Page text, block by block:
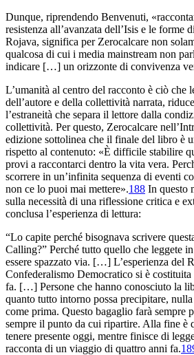
Dunque, riprendendo Benvenuti,
resistenza all’avanzata dell’Isis e le forme
Rojava, significa per Zerocalcare non
qualcosa di cui i media mainstream non
indicare […] un orizzonte di convivenza
L’umanità al centro del racconto è ciò che
dell’autore e della collettività narrata,
l’estraneità che separa il lettore dalla
collettività. Per questo, Zerocalcare nell’
edizione sottolinea che il finale del libro è
rispetto al contenuto: «È difficile stabilire
provi a raccontarci dentro la vita vera.
scorrere in un’infinita sequenza di eventi
non ce lo puoi mai mettere».188 In questo
sulla necessità di una riflessione critica e
conclusa l’esperienza di lettura:
“Lo capite perché bisognava scrivere
Calling?” Perché tutto quello che leggete
essere spazzato via. […] L’esperienza del
Confederalismo Democratico si è
fa. […] Persone che hanno conosciuto la
quanto tutto intorno possa precipitare,
come prima. Questo bagaglio farà sempre
sempre il punto da cui ripartire. Alla fine è
tenere presente oggi, mentre finisce di
racconta di un viaggio di quattro anni fa.